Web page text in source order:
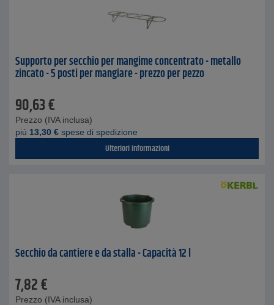
Supporto per secchio per mangime concentrato - metallo
zincato - 5 posti per mangiare - prezzo per pezzo
90,63€
Prezzo (IVA inclusa)
piú 13,30 € spese di spedizione
Ulteriori informazioni
Secchio da cantiere e da stalla - Capacità 12 l
7,82€
Prezzo (IVA inclusa)